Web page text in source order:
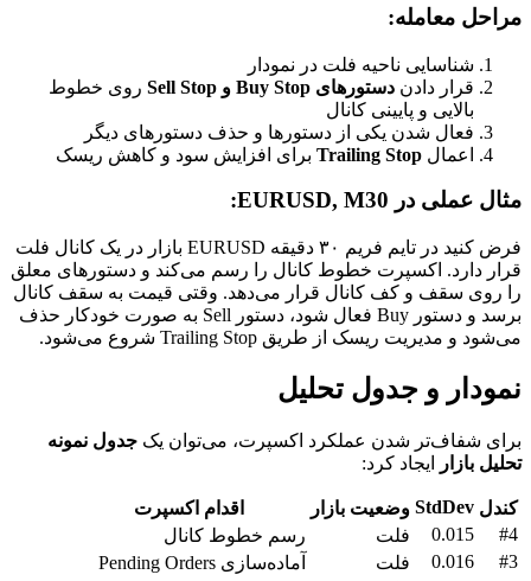
مراحل معامله:
شناسایی ناحیه فلت در نمودار
قرار دادن دستورهای Buy Stop و Sell Stop
روی خطوط
بالایی و پایینی کانال
فعال شدن یکی از دستورها و حذف دستورهای دیگر
اعمال Trailing Stop برای افزایش سود و کاهش ریسک
مثال عملی در EURUSD, M30:
فرض کنید در تایم فریم ۳۰ دقیقه EURUSD بازار در یک کانال فلت
قرار دارد. اکسپرت خطوط کانال را رسم می‌کند و دستورهای معلق
را روی سقف و کف کانال قرار می‌دهد. وقتی قیمت به سقف کانال
برسد و دستور Buy فعال شود، دستور Sell به صورت خودکار حذف
می‌شود و مدیریت ریسک از طریق Trailing Stop شروع می‌شود.
نمودار و جدول تحلیل
برای شفاف‌تر شدن عملکرد اکسپرت، می‌توان یک جدول نمونه
تحلیل بازار
ایجاد کرد:
کندل StdDev وضعیت بازار
اقدام اکسپرت
#4
0.015 فلت
رسم خطوط کانال
#3
0.016 فلت
آماده‌سازی Pending Orders